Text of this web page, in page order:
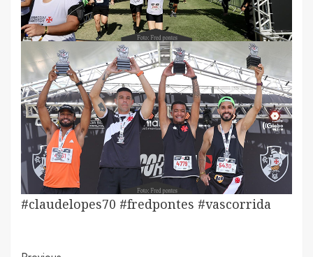
#claudelopes70 #fredpontes #vascorrida